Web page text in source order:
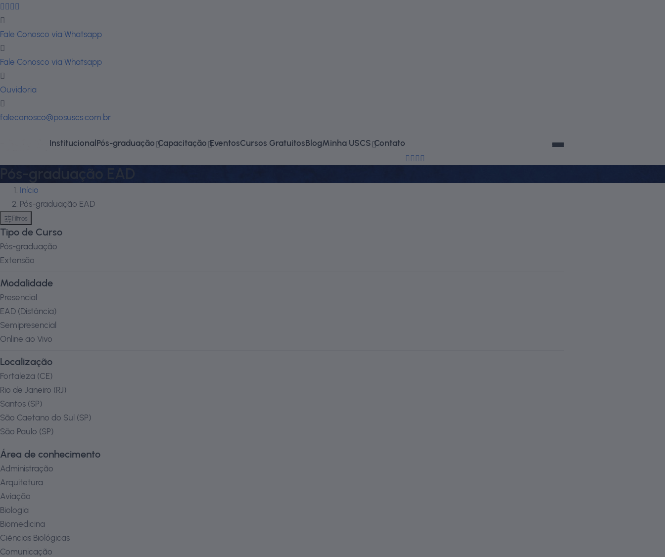
Fale Conosco via Whatsapp
Fale Conosco via Whatsapp
Ouvidoria
faleconosco@posuscs.com.br
Institucional Pós-graduação Capacitação EventosCursos GratuitosBlogMinha USCS Contato
Início
Pós-graduação EAD
Filtros
Tipo de Curso
Pós-graduação
Extensão
Modalidade
Presencial
EAD (Distância)
Semipresencial
Online ao Vivo
Localização
Fortaleza (CE)
Rio de Janeiro (RJ)
Santos (SP)
São Caetano do Sul (SP)
São Paulo (SP)
Área de conhecimento
Administração
Arquitetura
Aviação
Biologia
Biomedicina
Ciências Biológicas
Comunicação